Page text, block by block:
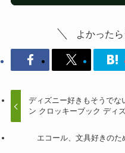
よかった
ディズニー好きもそうでな
ン クロッキーブック ディ
エコール、文具好きの